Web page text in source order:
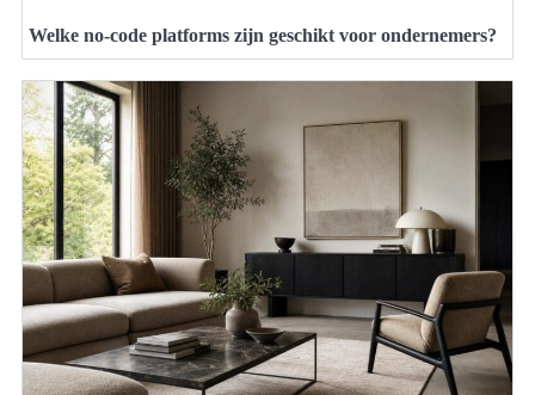
Welke no-code platforms zijn geschikt voor ondernemers?